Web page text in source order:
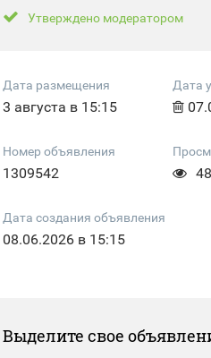
Утверждено модератором
Дата размещения
3 августа в 15:15
Дата
Номер объявления
1309542 48
Дата создания объявления
08.06.2026 в 15:15
Выделите свое